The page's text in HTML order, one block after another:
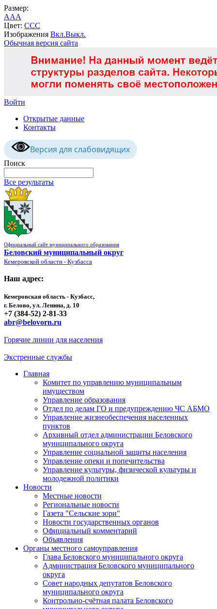
Размер:
AAA
Цвет: CCC
Изображения Вкл.Выкл.
Обычная версия сайта
Войти
Открытые данные
Контакты
Версия для слабовидящих
Поиск
Все результаты
Официальный сайт муниципального образования
Беловский муниципальный округ
Кемеровской области - Кузбасса
Наш адрес:
Кемеровская область - Кузбасс,
г. Белово, ул. Ленина, д. 10
+7 (384-52) 2-81-33
abr@belovorn.ru
Горячие линии для населения
Экстренные службы
Главная
Комитет по управлению муниципальным
имуществом
Управление образования
Отдел по делам ГО и предупреждению ЧС АБМО
Управление жизнеобеспечения населенных
пунктов
Архивный отдел администрации Беловского
муниципального округа
Управление социальной защиты населения
Управление опеки и попечительства
Управление культуры, физической культуры и
молодежной политики
Новости
Местные новости
Региональные новости
Газета "Сельские зори"
Новости государственных органов
Официальный комментарий
Объявления
Органы местного самоуправления
Глава Беловского муниципального округа
Администрация Беловского муниципального
округа
Совет народных депутатов Беловского
муниципального округа
Контрольно-счётная палата Беловского